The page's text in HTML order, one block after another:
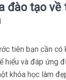
đào tạo về
tiên bạn cần có
hiểu và đáp ứng
khóa học làm